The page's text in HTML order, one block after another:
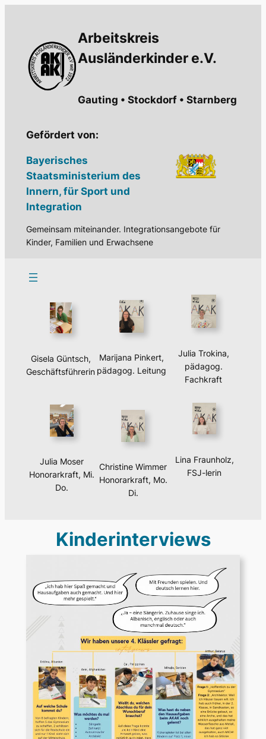
springen
Arbeitskreis
Ausländerkinder e.V.
Gauting • Stockdorf • Starnberg
Gefördert von:
Bayerisches
Staatsministerium des
Innern, für Sport und
Integration
Gemeinsam miteinander. Integrationsangebote für
Kinder, Familien und Erwachsene
Gisela Güntsch,
Geschäftsführerin
Marijana Pinkert,
pädagog. Leitung
Julia Trokina,
pädagog.
Fachkraft
Julia Moser
Honorarkraft, Mi.
Do.
Christine Wimmer
Honorarkraft, Mo.
Di.
Lina Fraunholz,
FSJ-lerin
Kinderinterviews